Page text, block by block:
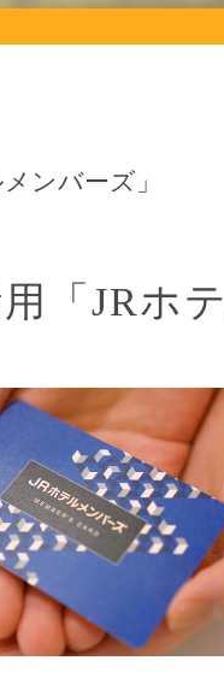
ンバーズ」
「JRホ